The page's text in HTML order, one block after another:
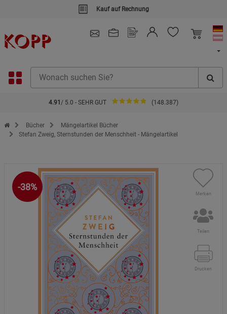
Kauf auf Rechnung
4.91 / 5.0 - SEHR GUT (148.387)
Zur Startseite des Kopp Verlag Online-Shop
Bücher
Mängelartikel Bücher
Stefan Zweig, Sternstunden der Menschheit - Mängelartikel
-38%
Merken
Teilen
Drucken